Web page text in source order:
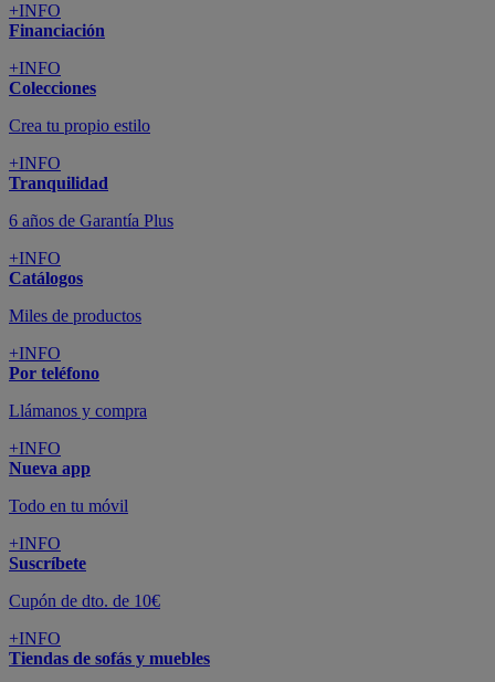
+INFO
Financiación
+INFO
Colecciones
Crea tu propio estilo
+INFO
Tranquilidad
6 años de Garantía Plus
+INFO
Catálogos
Miles de productos
+INFO
Por teléfono
Llámanos y compra
+INFO
Nueva app
Todo en tu móvil
+INFO
Suscríbete
Cupón de dto. de 10€
+INFO
Tiendas de sofás y muebles